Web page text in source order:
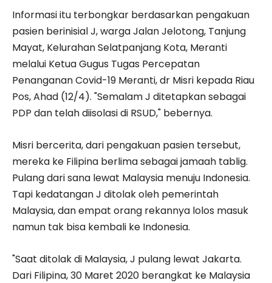
Informasi itu terbongkar berdasarkan pengakuan
pasien berinisial J, warga Jalan Jelotong, Tanjung
Mayat, Kelurahan Selatpanjang Kota, Meranti
melalui Ketua Gugus Tugas Percepatan
Penanganan Covid-19 Meranti, dr Misri kepada Riau
Pos, Ahad (12/4). "Semalam J ditetapkan sebagai
PDP dan telah diisolasi di RSUD," bebernya.
Misri bercerita, dari pengakuan pasien tersebut,
mereka ke Filipina berlima sebagai jamaah tablig.
Pulang dari sana lewat Malaysia menuju Indonesia.
Tapi kedatangan J ditolak oleh pemerintah
Malaysia, dan empat orang rekannya lolos masuk
namun tak bisa kembali ke Indonesia.
"Saat ditolak di Malaysia, J pulang lewat Jakarta.
Dari Filipina, 30 Maret 2020 berangkat ke Malaysia